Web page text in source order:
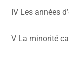
IV Les années
V La minorité